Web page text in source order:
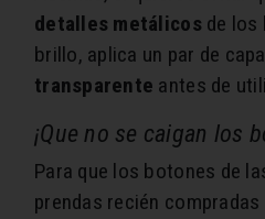
detalles metálicos de los
brillo, aplica un par de
transparente antes de
¡Que no se caigan los
Para que los botones de
prendas recién